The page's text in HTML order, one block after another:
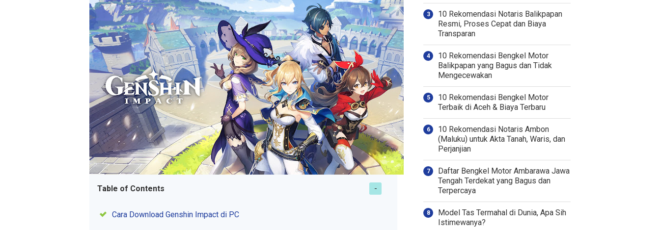
Table of Contents
Cara Download Genshin Impact di PC
10 Rekomendasi Notaris Balikpapan
Resmi, Proses Cepat dan Biaya
Transparan
10 Rekomendasi Bengkel Motor
Balikpapan yang Bagus dan Tidak
Mengecewakan
10 Rekomendasi Bengkel Motor
Terbaik di Aceh & Biaya Terbaru
10 Rekomendasi Notaris Ambon
(Maluku) untuk Akta Tanah, Waris, dan
Perjanjian
Daftar Bengkel Motor Ambarawa Jawa
Tengah Terdekat yang Bagus dan
Terpercaya
Model Tas Termahal di Dunia, Apa Sih
Istimewanya?